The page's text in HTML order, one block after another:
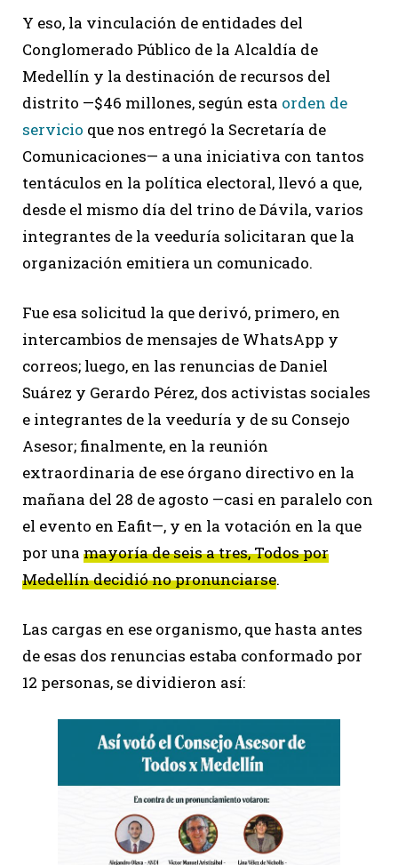
Y eso, la vinculación de entidades del
Conglomerado Público de la Alcaldía de
Medellín y la destinación de recursos del
distrito —$46 millones, según esta orden de
servicio que nos entregó la Secretaría de
Comunicaciones— a una iniciativa con tantos
tentáculos en la política electoral, llevó a que,
desde el mismo día del trino de Dávila, varios
integrantes de la veeduría solicitaran que la
organización emitiera un comunicado.
Fue esa solicitud la que derivó, primero, en
intercambios de mensajes de WhatsApp y
correos; luego, en las renuncias de Daniel
Suárez y Gerardo Pérez, dos activistas sociales
e integrantes de la veeduría y de su Consejo
Asesor; finalmente, en la reunión
extraordinaria de ese órgano directivo en la
mañana del 28 de agosto —casi en paralelo con
el evento en Eafit—, y en la votación en la que
por una mayoría de seis a tres, Todos por
Medellín decidió no pronunciarse.
Las cargas en ese organismo, que hasta antes
de esas dos renuncias estaba conformado por
12 personas, se dividieron así: